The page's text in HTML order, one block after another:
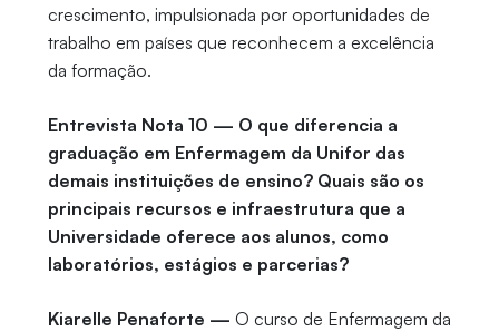
crescimento, impulsionada por oportunidades de
trabalho em países que reconhecem a excelência
da formação.
Entrevista Nota 10 — O que diferencia a
graduação em Enfermagem da Unifor das
demais instituições de ensino? Quais são os
principais recursos e infraestrutura que a
Universidade oferece aos alunos, como
laboratórios, estágios e parcerias?
Kiarelle Penaforte — O curso de Enfermagem da